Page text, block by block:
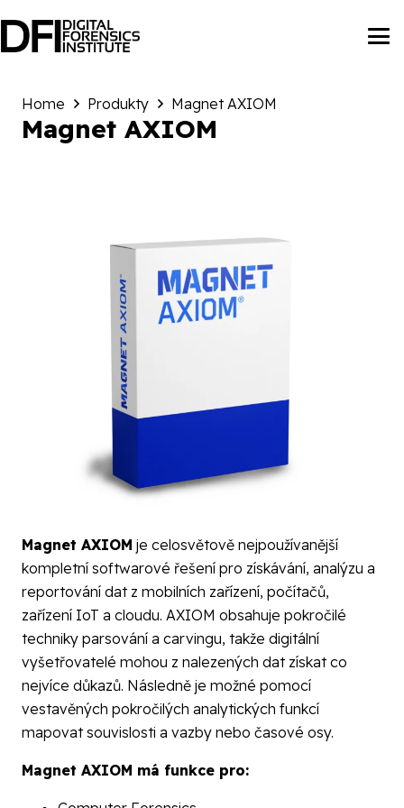
Home Produkty Magnet AXIOM
Magnet AXIOM
Magnet AXIOM je celosvětově nejpoužívanější
kompletní softwarové řešení pro získávání, analýzu a
reportování dat z mobilních zařízení, počítačů,
zařízení IoT a cloudu. AXIOM obsahuje pokročilé
techniky parsování a carvingu, takže digitální
vyšetřovatelé mohou z nalezených dat získat co
nejvíce důkazů. Následně je možné pomocí
vestavěných pokročilých analytických funkcí
mapovat souvislosti a vazby nebo časové osy.
Magnet AXIOM má funkce pro: